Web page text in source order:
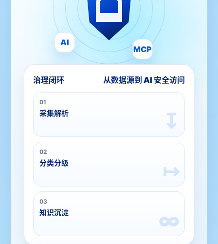
AI
MCP
治理闭环 从数据源到 AI 安全访问
01
采集解析 ↧
02
分类分级 ↦
03
知识沉淀 ∞